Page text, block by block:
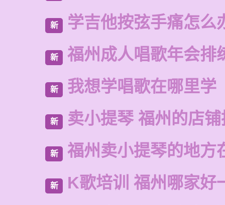
新 学吉他按弦手痛怎么
新 福州成人唱歌年会排
新 我想学唱歌在哪里学
新 卖小提琴 福州的店
新 福州卖小提琴的地方
新 K歌培训 福州哪家好